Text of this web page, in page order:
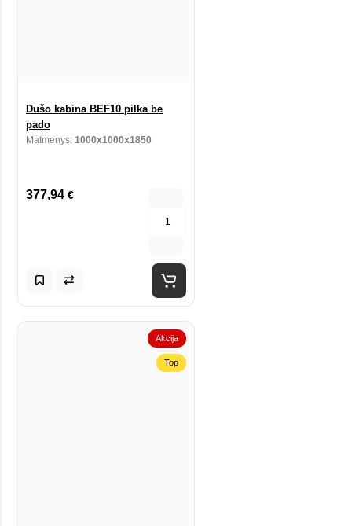
Dušo kabina BEF10 pilka be
pado
Matmenys: 1000x1000x1850
377,94 €
Akcija
Top